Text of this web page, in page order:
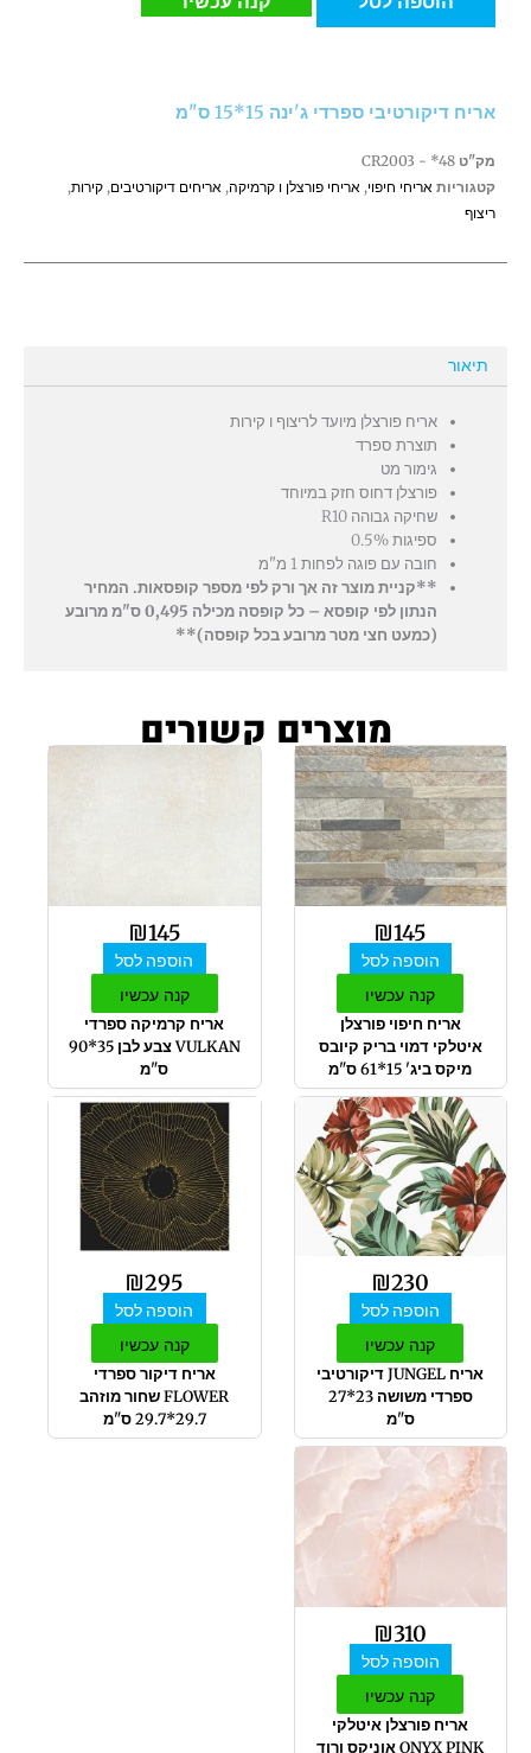
דיקורטיבי
ס"מ
אריח דיקורטיבי ספרדי ג'ינה 15*15 ס"מ
מק"ט CR2003 - *48
קטגוריות אריחי חיפוי, אריחי פורצלן ו קרמיקה, אריחים דיקורטיבים, קירות,
ריצוף
תיאור
אריח פורצלן מיועד לריצוף ו קירות
תוצרת ספרד
גימור מט
פורצלן דחוס חזק במיוחד
שחיקה גבוהה R10
ספיגות 0.5%
חובה עם פוגה לפחות 1 מ"מ
**קניית מוצר זה אך ורק לפי מספר קופסאות. המחיר
הנתון לפי קופסא – כל קופסה מכילה 0,495 ס"מ מרובע
(כמעט חצי מטר מרובע בכל קופסה)**
מוצרים קשורים
₪145
הוספה לסל
קנה עכשיו
אריח חיפוי פורצלן
איטלקי דמוי בריק קיובס
מיקס ביג' 15*61 ס"מ
₪145
הוספה לסל
קנה עכשיו
אריח קרמיקה ספרדי
VULKAN צבע לבן 35*90
ס"מ
₪230
הוספה לסל
קנה עכשיו
אריח JUNGEL דיקורטיבי
ספרדי משושה 23*27
ס"מ
₪295
הוספה לסל
קנה עכשיו
אריח דיקור ספרדי
FLOWER שחור מוזהב
29.7*29.7 ס"מ
₪310
הוספה לסל
קנה עכשיו
אריח פורצלן איטלקי
ONYX PINK אוניקס ורוד